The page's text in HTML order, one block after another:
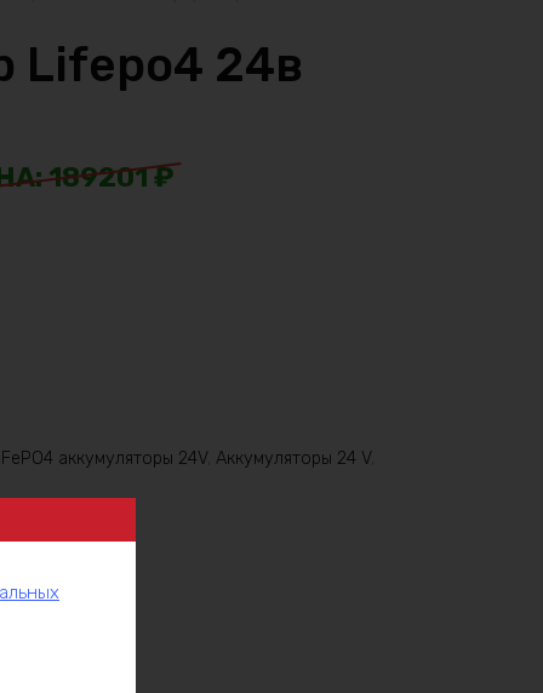
Lifepo4 24в
189201₽
аккумуляторы 24V,Аккумуляторы 24 V,